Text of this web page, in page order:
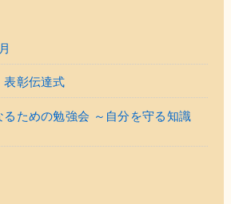
表彰伝達式
るための勉強会 ～自分を守る知識